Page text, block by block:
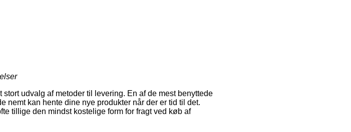
udvalg af metoder til levering. En af de mest benyttede
nemt kan hente dine nye produkter når der er tid til det.
tillige den mindst kostelige form for fragt ved køb af